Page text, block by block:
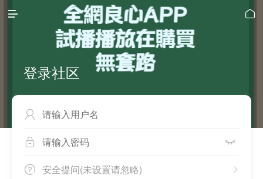
 
登录社区

 
 
安全提问(未设置请忽略)